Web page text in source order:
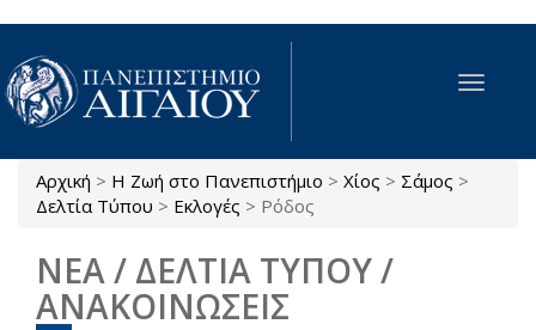
Παράκαμψη προς το κυρίως περιεχόμενο
Toggle
Είστε εδώ
Αρχική > Η Ζωή στο Πανεπιστήμιο > Χίος > Σάμος >
Δελτία Τύπου > Εκλογές > Ρόδος
ΝΕΑ / ΔΕΛΤΙΑ ΤΥΠΟΥ /
ΑΝΑΚΟΙΝΩΣΕΙΣ